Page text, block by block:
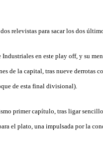
relevistas para sacar los dos
en este play off, y su
de la capital, tras nueve derrotas
de esta final divisional).
primer capítulo, tras ligar
el plato, una impulsada por la